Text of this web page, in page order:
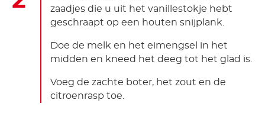
zaadjes die u uit het vanillestokje hebt
geschraapt op een houten snijplank.
Doe de melk en het eimengsel in het
midden en kneed het deeg tot het glad is.
Voeg de zachte boter, het zout en de
citroenrasp toe.